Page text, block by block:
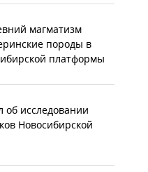
магматизм
породы в
платформы
исследовании
Новосибирской